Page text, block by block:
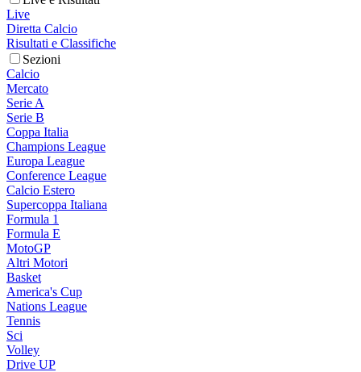
Live
Diretta Calcio
Risultati e Classifiche
Sezioni
Calcio
Mercato
Serie A
Serie B
Coppa Italia
Champions League
Europa League
Conference League
Calcio Estero
Supercoppa Italiana
Formula 1
Formula E
MotoGP
Altri Motori
Basket
America's Cup
Nations League
Tennis
Sci
Volley
Drive UP